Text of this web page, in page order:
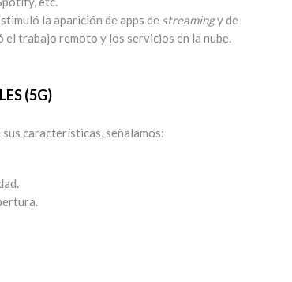
la aparición de apps de streamingy de
trabajo remoto y los servicios en la nube.
(5G)
características, señalamos: